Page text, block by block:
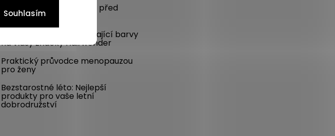
Souhlasím
Poradíme, jak se chránit před
komáry i vám
SLEVA 22 % na dlouhotrvající barvy
na vlasy značky Hairwonder
Praktický průvodce menopauzou
pro ženy
Bezstarostné léto: Nejlepší
produkty pro vaše letní
dobrodružství